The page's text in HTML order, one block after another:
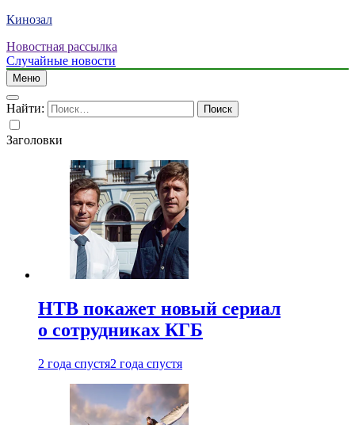
Кинозал
Новостная рассылка
Случайные новости
Меню
Найти:
Заголовки
НТВ покажет новый сериал
о сотрудниках КГБ
2 года спустя2 года спустя